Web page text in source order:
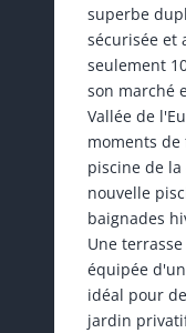
superbe
sécurisée et
seulement
son marché
Vallée de
moments
piscine de
nouvelle
baignades
Une
équipée
idéal pour
jardin